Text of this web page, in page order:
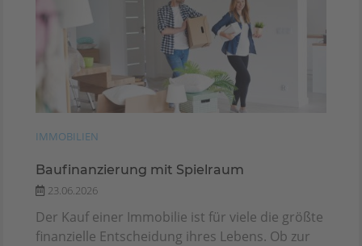
IMMOBILIEN
Baufinanzierung mit Spielraum
23.06.2026
Der Kauf einer Immobilie ist für viele die größte
finanzielle Entscheidung ihres Lebens. Ob zur